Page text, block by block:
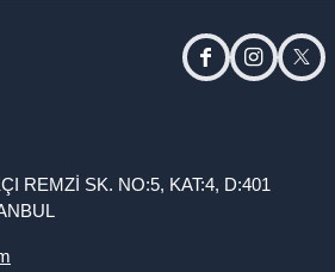
facebookinstagram
REMZİ SK. NO:5, KAT:4, D:401